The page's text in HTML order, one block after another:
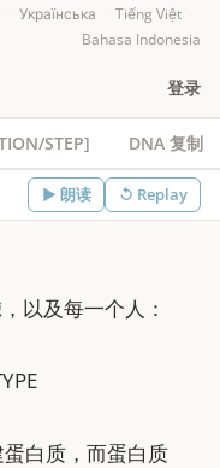
Українська Tiếng Việt
Bahasa Indonesia
登录
STEP] DNA 复制
▶ 朗读 ↺ Replay
以及每一个人：
白质，而蛋白质